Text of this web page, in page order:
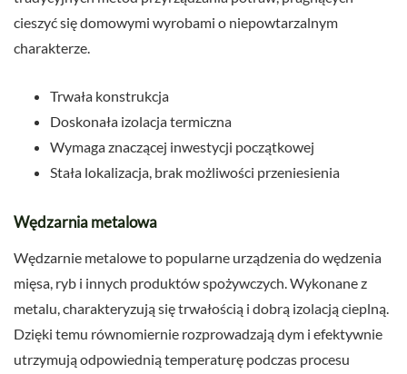
cieszyć się domowymi wyrobami o niepowtarzalnym
charakterze.
Trwała konstrukcja
Doskonała izolacja termiczna
Wymaga znaczącej inwestycji początkowej
Stała lokalizacja, brak możliwości przeniesienia
Wędzarnia metalowa
Wędzarnie metalowe to popularne urządzenia do wędzenia
mięsa, ryb i innych produktów spożywczych. Wykonane z
metalu, charakteryzują się trwałością i dobrą izolacją cieplną.
Dzięki temu równomiernie rozprowadzają dym i efektywnie
utrzymują odpowiednią temperaturę podczas procesu